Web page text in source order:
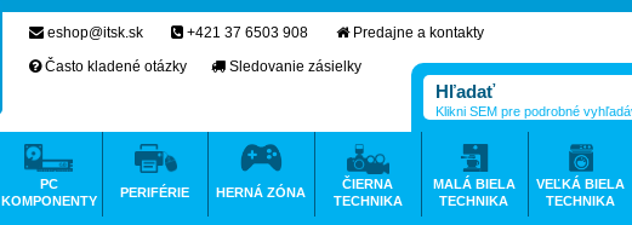
eshop@itsk.sk +421 37 6503 908
Predajne a kontakty
Často kladené otázky
Sledovanie zásielky
Klikni SEM pre podrobné
PC
KOMPONENTY
PERIFÉRIE HERNÁ ZÓNA
ČIERNA
TECHNIKA
MALÁ BIELA
TECHNIKA
VEĽKÁ BIELA
TECHNIKA